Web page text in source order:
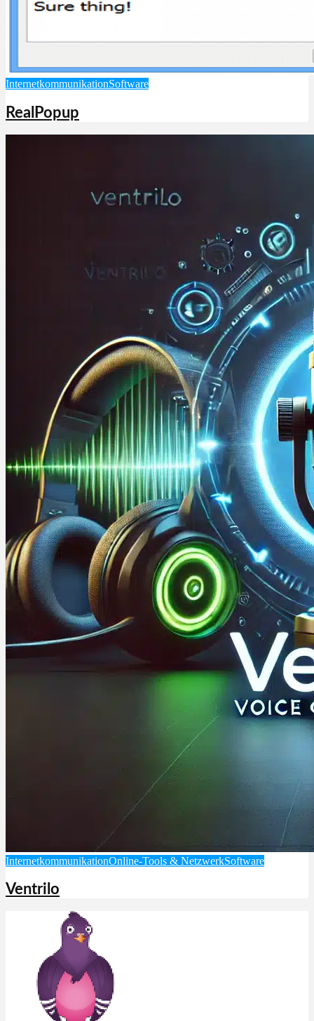
InternetkommunikationSoftware
RealPopup
InternetkommunikationOnline-Tools & NetzwerkSoftware
Ventrilo